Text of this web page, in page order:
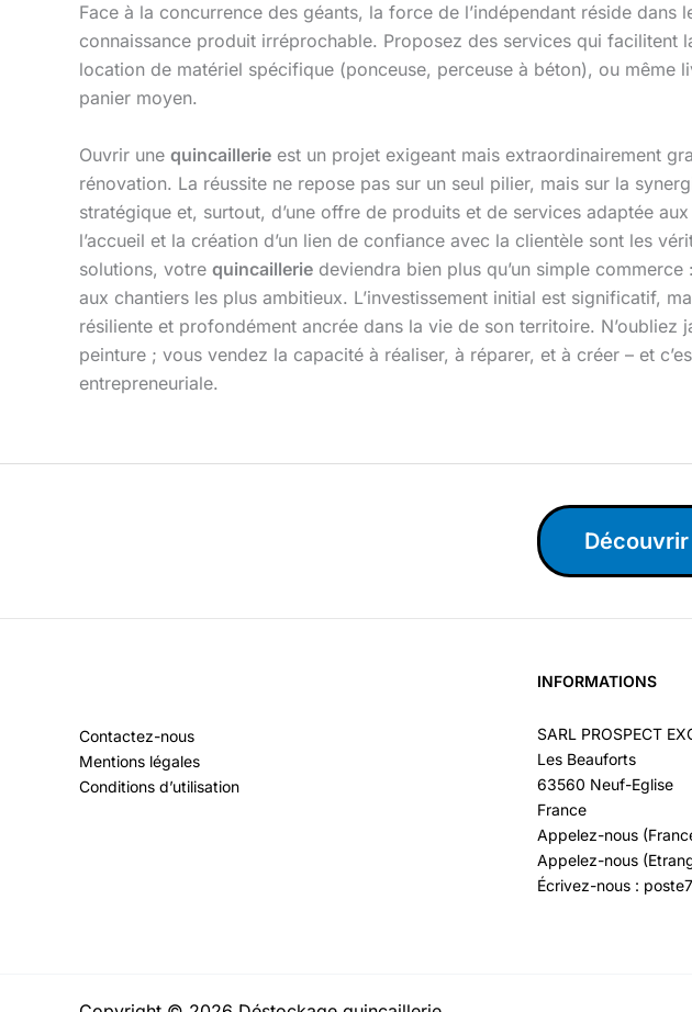
Face à la concurrence des géants, la force de l’indépendant réside
connaissance produit irréprochable. Proposez des services qui
location de matériel spécifique (ponceuse, perceuse à béton), ou
panier moyen.
Ouvrir une quincaillerie est un projet exigeant mais extraordinairement
rénovation. La réussite ne repose pas sur un seul pilier, mais sur la
stratégique et, surtout, d’une offre de produits et de services adaptée
l’accueil et la création d’un lien de confiance avec la clientèle sont les
solutions, votre quincaillerie deviendra bien plus qu’un simple
aux chantiers les plus ambitieux. L’investissement initial est significatif,
résiliente et profondément ancrée dans la vie de son territoire.
peinture ; vous vendez la capacité à réaliser, à réparer, et à créer – et
entrepreneuriale.
Contactez-nous
Mentions légales
Conditions d’utilisation
INFORMATIONS
SARL PROSPECT
Les Beauforts
63560 Neuf-Eglise
France
Appelez-nous
Appelez-nous
Écrivez-nous :